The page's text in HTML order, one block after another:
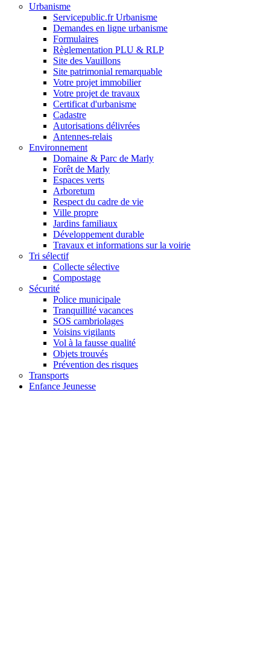
Urbanisme
Servicepublic.fr Urbanisme
Demandes en ligne urbanisme
Formulaires
Règlementation PLU & RLP
Site des Vauillons
Site patrimonial remarquable
Votre projet immobilier
Votre projet de travaux
Certificat d'urbanisme
Cadastre
Autorisations délivrées
Antennes-relais
Environnement
Domaine & Parc de Marly
Forêt de Marly
Espaces verts
Arboretum
Respect du cadre de vie
Ville propre
Jardins familiaux
Développement durable
Travaux et informations sur la voirie
Tri sélectif
Collecte sélective
Compostage
Sécurité
Police municipale
Tranquillité vacances
SOS cambriolages
Voisins vigilants
Vol à la fausse qualité
Objets trouvés
Prévention des risques
Transports
Enfance Jeunesse